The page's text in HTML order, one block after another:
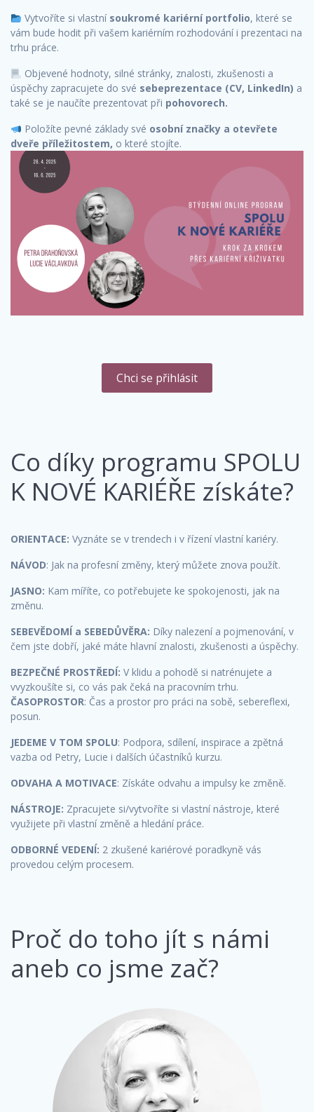
Vytvoříte si vlastní soukromé kariérní portfolio, které se
vám bude hodit při vašem kariérním rozhodování i prezentaci na
trhu práce.
Objevené hodnoty, silné stránky, znalosti, zkušenosti a
úspěchy zapracujete do své sebeprezentace (CV, LinkedIn) a
také se je naučíte prezentovat při pohovorech.
Položíte pevné základy své osobní značky a otevřete
dveře příležitostem, o které stojíte.
Chci se přihlásit
Co díky programu SPOLU
K NOVÉ KARIÉŘE získáte?
ORIENTACE: Vyznáte se v trendech i v řízení vlastní kariéry.
NÁVOD: Jak na profesní změny, který můžete znova použít.
JASNO: Kam míříte, co potřebujete ke spokojenosti, jak na
změnu.
SEBEVĚDOMÍ a SEBEDŮVĚRA: Díky nalezení a pojmenování, v
čem jste dobří, jaké máte hlavní znalosti, zkušenosti a úspěchy.
BEZPEČNÉ PROSTŘEDÍ: V klidu a pohodě si natrénujete a
vvyzkoušíte si, co vás pak čeká na pracovním trhu.
ČASOPROSTOR: Čas a prostor pro práci na sobě, sebereflexi,
posun.
JEDEME V TOM SPOLU: Podpora, sdílení, inspirace a zpětná
vazba od Petry, Lucie i dalších účastníků kurzu.
ODVAHA A MOTIVACE: Získáte odvahu a impulsy ke změně.
NÁSTROJE: Zpracujete si/vytvoříte si vlastní nástroje, které
využijete při vlastní změně a hledání práce.
ODBORNÉ VEDENÍ: 2 zkušené kariérové poradkyně vás
provedou celým procesem.
Proč do toho jít s námi
aneb co jsme zač?